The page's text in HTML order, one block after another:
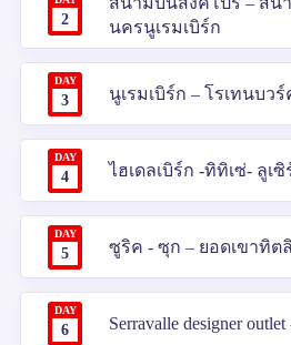
2
นครนูเรมเบิร์ก
DAY
3 นูเรมเบิร์ก – โรเทนบว
DAY
4 ไฮเดลเบิร์ก -ทิทิเซ่- ลูเ
DAY
5 ซูริค - ซุก – ยอดเขาทิต
DAY
6 Serravalle designer